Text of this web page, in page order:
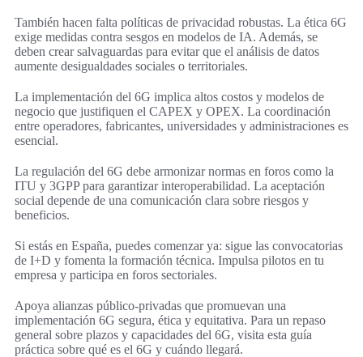
También hacen falta políticas de privacidad robustas. La ética 6G
exige medidas contra sesgos en modelos de IA. Además, se
deben crear salvaguardas para evitar que el análisis de datos
aumente desigualdades sociales o territoriales.
La implementación del 6G implica altos costos y modelos de
negocio que justifiquen el CAPEX y OPEX. La coordinación
entre operadores, fabricantes, universidades y administraciones es
esencial.
La regulación del 6G debe armonizar normas en foros como la
ITU y 3GPP para garantizar interoperabilidad. La aceptación
social depende de una comunicación clara sobre riesgos y
beneficios.
Si estás en España, puedes comenzar ya: sigue las convocatorias
de I+D y fomenta la formación técnica. Impulsa pilotos en tu
empresa y participa en foros sectoriales.
Apoya alianzas público-privadas que promuevan una
implementación 6G segura, ética y equitativa. Para un repaso
general sobre plazos y capacidades del 6G, visita esta guía
práctica sobre qué es el 6G y cuándo llegará.